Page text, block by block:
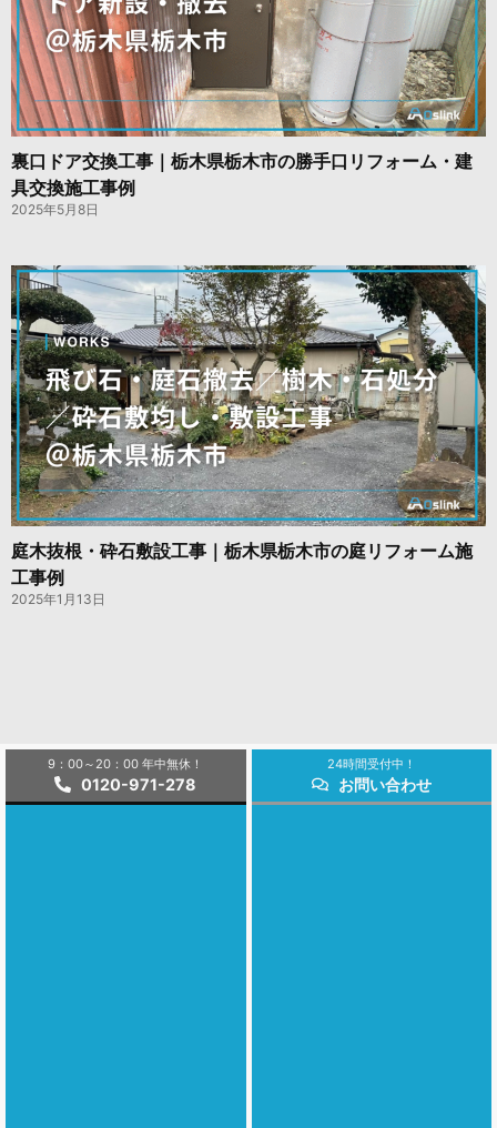
裏口ドア交換工事｜栃木県栃木市の勝手口リフォーム・建
具交換施工事例
2025年5月8日
庭木抜根・砕石敷設工事｜栃木県栃木市の庭リフォーム施
工事例
2025年1月13日
9：00～20：00 年中無休！
0120-971-278
24時間受付中！
お問い合わせ